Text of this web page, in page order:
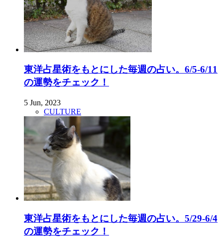
東洋占星術をもとにした毎週の占い。6/5-6/11
の運勢をチェック！
5 Jun, 2023
CULTURE
東洋占星術をもとにした毎週の占い。5/29-6/4
の運勢をチェック！